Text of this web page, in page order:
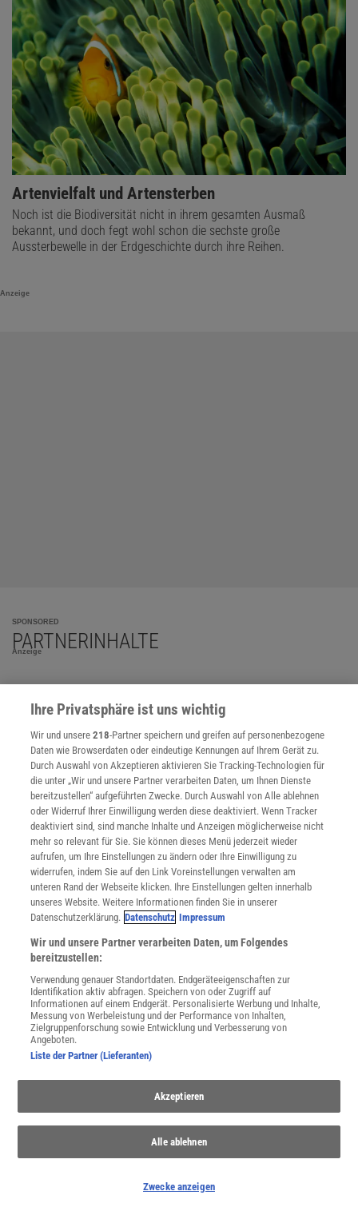
Artenvielfalt und Artensterben
Noch ist die Biodiversität nicht in ihrem gesamten Ausmaß
bekannt, und doch fegt wohl schon die sechste große
Aussterbewelle in der Erdgeschichte durch ihre Reihen.
Anzeige
SPONSORED
PARTNERINHALTE
Anzeige
NACH OBEN
Für Sie im Spektrum-Shop und am Kiosk:
Ihre Privatsphäre ist uns wichtig
Wir und unsere218-Partner speichern und greifen auf personenbezogene
Daten wie Browserdaten oder eindeutige Kennungen auf Ihrem Gerät zu.
Durch Auswahl von Akzeptieren aktivieren Sie Tracking-Technologien für
die unter „Wir und unsere Partner verarbeiten Daten, um Ihnen Dienste
bereitzustellen“ aufgeführten Zwecke. Durch Auswahl von Alle ablehnen
oder Widerruf Ihrer Einwilligung werden diese deaktiviert. Wenn Tracker
deaktiviert sind, sind manche Inhalte und Anzeigen möglicherweise nicht
mehr so relevant für Sie. Sie können dieses Menü jederzeit wieder
aufrufen, um Ihre Einstellungen zu ändern oder Ihre Einwilligung zu
widerrufen, indem Sie auf den Link Voreinstellungen verwalten am
unteren Rand der Webseite klicken. Ihre Einstellungen gelten innerhalb
unseres Website. Weitere Informationen finden Sie in unserer
Datenschutzerklärung. Datenschutz Impressum
Wir und unsere Partner verarbeiten Daten, um Folgendes
bereitzustellen:
Verwendung genauer Standortdaten. Endgeräteeigenschaften zur
Identifikation aktiv abfragen. Speichern von oder Zugriff auf
Informationen auf einem Endgerät. Personalisierte Werbung und Inhalte,
Messung von Werbeleistung und der Performance von Inhalten,
Zielgruppenforschung sowie Entwicklung und Verbesserung von
Angeboten.
Liste der Partner (Lieferanten)
Akzeptieren
Alle ablehnen
Zwecke anzeigen